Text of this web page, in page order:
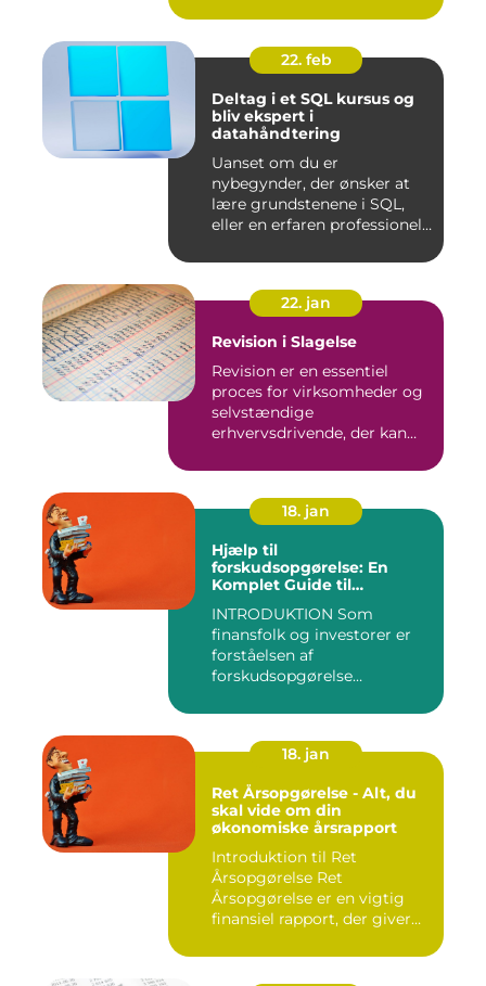
22. feb
Deltag i et SQL kursus og
bliv ekspert i
datahåndtering
Uanset om du er
nybegynder, der ønsker at
lære grundstenene i SQL,
eller en erfaren professionel,
22. jan
Revision i Slagelse
Revision er en essentiel
proces for virksomheder og
selvstændige
erhvervsdrivende, der kan
18. jan
Hjælp til
forskudsopgørelse: En
Komplet Guide til
INTRODUKTION Som
finansfolk og investorer er
forståelsen af
forskudsopgørelse
18. jan
Ret Årsopgørelse - Alt, du
skal vide om din
økonomiske årsrapport
Introduktion til Ret
Årsopgørelse Ret
Årsopgørelse er en vigtig
finansiel rapport, der giver